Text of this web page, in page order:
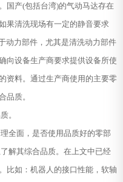
国产(包括台湾)的气动马达存在
果清洗现场有一定的静音要求
动力部件，尤其是清洗动力部件
向设备生产商要求提供设备所使
资料。通过生产商使用的主要零
品质。
。
全面，是否使用品质好的零部
解其综合品质。在上文中已经
比如：机器人的接口性能，软轴